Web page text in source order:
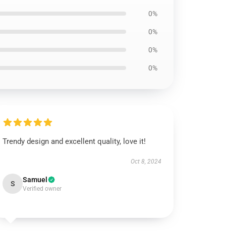
0%
0%
0%
0%
Trendy design and excellent quality, love it!
Oct 8, 2024
S Samuel
Verified owner